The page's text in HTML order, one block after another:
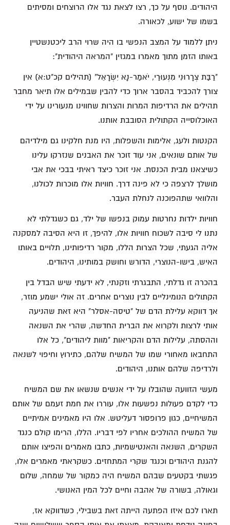
היהודים. נוסף על כך, רצו לצאת נגד אלו הרוצחים ומסיתים
בשמו של ישוע, לכאורה.
ניתן ללמוד על המצב הנפשי בו היה שרוי הרב ליכטנשטיין
באותו הזמן מתוך מאמרו במגזין "המראה היהודית":
"רַבַּת צְרָרוּנִי מִנְּעוּרַי, יֹאמַר-נָא יִשְׂרָאֵל" (תהילים קכ"ט:א) אין
צורך להכביד בהסבר ארוך כדי להבין שבמילים אלו תיאר מחבר
תהילים את הרדיפות המרות והצרות שחווינו מנעורינו על ידי
האוכלוסייה הקתולית הסובבת אותנו.
הקנטות ולעג, אלימות והשפלות, היו מנת חלקינו גם מילדיהם
של אותם שונאים, אני עוד זוכר את האבנים שנזרקו עלינו
כשיצאנו מבית הכנסת. אני זוכר כיצד ראיתי בבכי את אבי
מושלך לרצפה כי לא פינה דרך. חוויות אלו מוכרות לכולנו,
והלוואי שתהפוכנה לנחלת העבר.
חוויות ילדות נחרטות עמוק בנפשו של ילד, גם כשגדלתי לא
נתנו לי סיבה לשכוח חוויות אלו, להיפך, זו היא הסיבה למסקנה
אליה הגעתי, שכל הצרות הללו, מקור רדיפותינו, תלויים באותו
האיש, בישו-הנוצרי, הדורש וחושק במותינו, היהודים.
בהכרה זו גדלתי, התבגרתי וזקנתי, לא ידעתי שיש הבדל בין
הקתולים הנומינליים לבין נוצרים אחרים. זה אולי ישמע מוזר,
אך דווקא עלילת הדם של "טיסה-אסלר" היא זאת שהניעה
אותי לרצות ולקרוא את הברית החדשה, שהרי את השנאה
וההסתה, עלילות הדם והקריאות "מוות ליהודים", כל אלו
התחבאו מאחורי שמו של המשיח שלהם, כתירוץ וחיפוי לשנאה
ולרדיפה שלהם אותנו, היהודים.
מעשי הזוועה שהובלו על ידי אנשים שנשאו את שם המשיח
כדי לקדם פעולות נפשעות אלו, עוררו את חמת זעמם של אותם
המשיחיים, כגון פרופסור דעליטש. אלו היו מאמינים אמיתיים
של המשיח ההולכים אחריו לפי דבריו. הללו, הרימו קולם כנגד
השקרים, השנאה והאנטישמיות, כתבו מאמרים והפיצו אותם
להגנת היהודים וכנגד שקרי המתחזים. כשקראתי מאמרים אלו,
פגשתי בקטעים שבהם המשיח היה כמקור של שמחה, שלום
וגאולה, בשורה של אהבה וחיים לכל המין האנושי.
תארו לכם איזו הפתעה הייתה זאת בשבילי, כשדווקא אז,